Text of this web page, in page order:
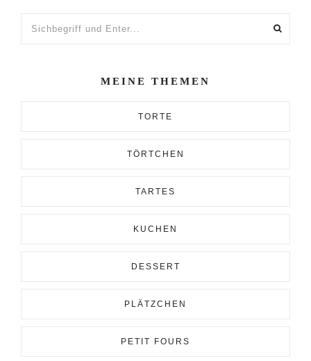
MEINE THEMEN
TORTE
TÖRTCHEN
TARTES
KUCHEN
DESSERT
PLÄTZCHEN
PETIT FOURS